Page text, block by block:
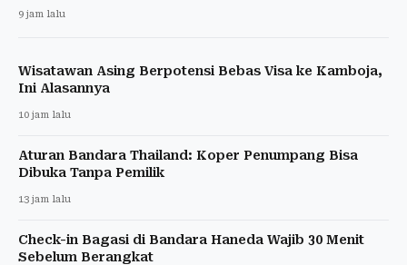
9 jam lalu
Wisatawan Asing Berpotensi Bebas Visa ke Kamboja,
Ini Alasannya
10 jam lalu
Aturan Bandara Thailand: Koper Penumpang Bisa
Dibuka Tanpa Pemilik
13 jam lalu
Check-in Bagasi di Bandara Haneda Wajib 30 Menit
Sebelum Berangkat